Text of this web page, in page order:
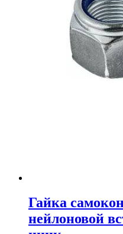
Гайка
нейлоновой